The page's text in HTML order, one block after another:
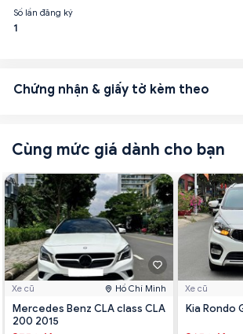
Số lần đăng ký
1
Chứng nhận & giấy tờ kèm theo
Cùng mức giá dành cho bạn
Xe cũ Hồ Chí Minh
Mercedes Benz CLA class CLA
200 2015
Xe cũ
Kia Rondo